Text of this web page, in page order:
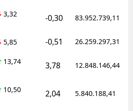
3,32 -0,30 83.952.739,11
5,85 -0,51 26.259.297,31
13,74 3,78 12.848.146,44
10,50 2,04 5.840.188,41